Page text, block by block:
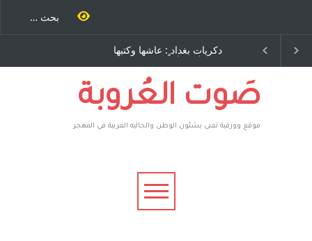
الاستيطان ومسلسل الخداع
المستمر - قلم : راسم عبيدات
عاشها وكتبها
الامريكية
صَوت العُروبة
موقع وورقية تعنى بشئون الوطن والجاليه العربية في المهجر